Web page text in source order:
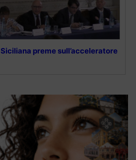
preme sull’acceleratore